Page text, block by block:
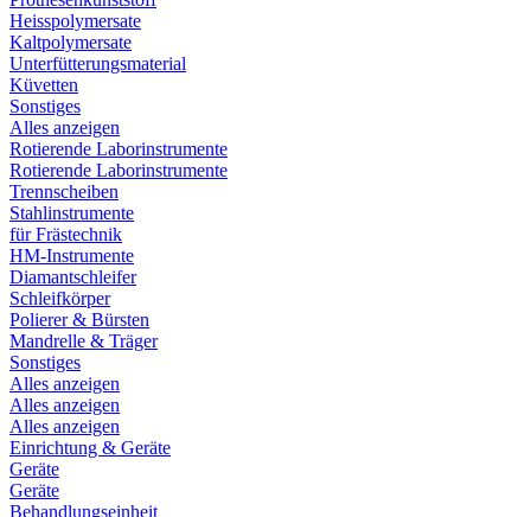
Heisspolymersate
Kaltpolymersate
Unterfütterungsmaterial
Küvetten
Sonstiges
Alles anzeigen
Rotierende Laborinstrumente
Rotierende Laborinstrumente
Trennscheiben
Stahlinstrumente
für Frästechnik
HM-Instrumente
Diamantschleifer
Schleifkörper
Polierer & Bürsten
Mandrelle & Träger
Sonstiges
Alles anzeigen
Alles anzeigen
Alles anzeigen
Einrichtung & Geräte
Geräte
Geräte
Behandlungseinheit